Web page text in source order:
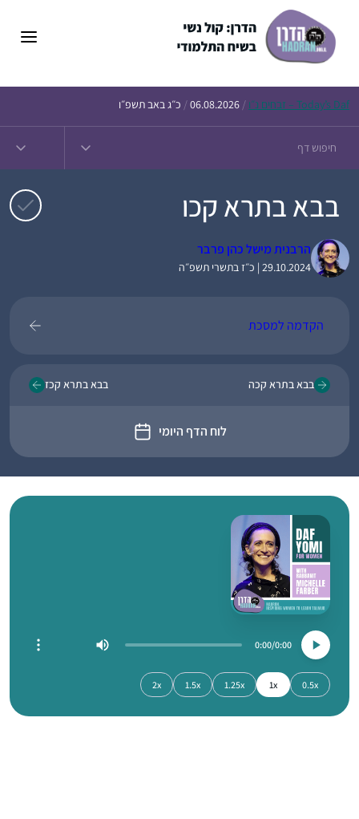
Today’s Daf – זבחים נ״ו /
06.08.2026
/ כ״ג באב תשפ״ו
בבא בתרא קכו
הרבנית מישל כהן פרבר
29.10.2024 | כ״ז בתשרי תשפ״ה
הקדמה למסכת
בבא בתרא קכה
לוח הדף היומי
בבא בתרא קכז
0:00
0:00
0.5x
1x
1.25x
1.5x
2x